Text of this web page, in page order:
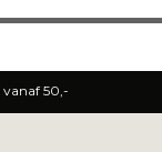
vanaf 50,-